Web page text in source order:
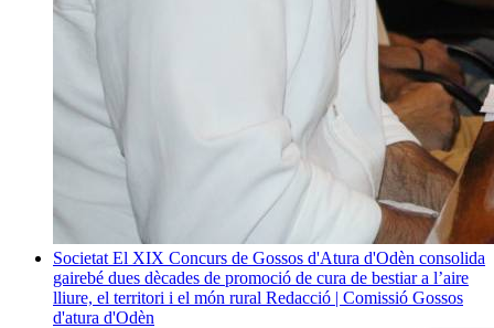
Societat El XIX Concurs de Gossos d'Atura d'Odèn consolida
gairebé dues dècades de promoció de cura de bestiar a l’aire
lliure, el territori i el món rural Redacció | Comissió Gossos
d'atura d'Odèn